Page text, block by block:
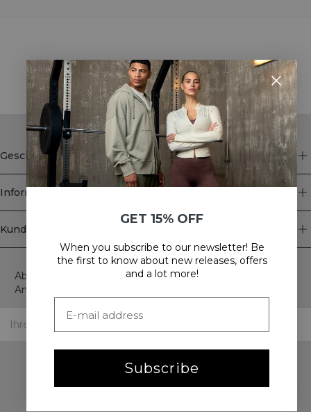
STYLE WITH
Geschäft
Information
Kundendienst
Newsletter
Abonnieren Sie unseren Newsletter! Erhalten Sie exklusive
Angebote, unsere neuesten Nachrichten und vieles mehr.
GET 15% OFF
When you subscribe to our newsletter! Be
the first to know about new releases, offers
and a lot more!
Subscribe